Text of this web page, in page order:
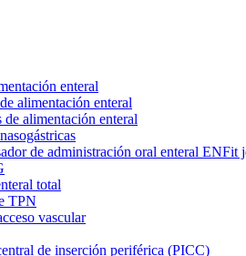
enteral
alimentación enteral
de alimentación enteral
de administración oral enteral ENFit
total
TPN
vascular
de inserción periférica (PICC)